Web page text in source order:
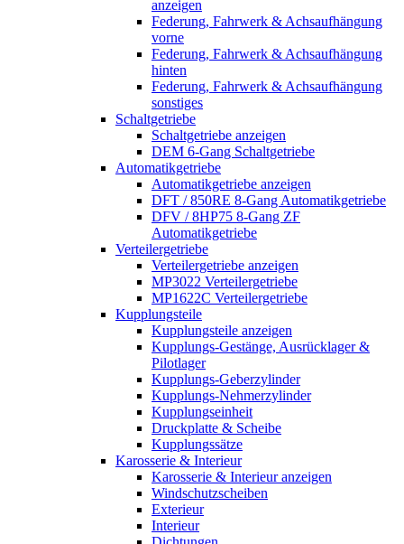
anzeigen
Federung, Fahrwerk & Achsaufhängung
vorne
Federung, Fahrwerk & Achsaufhängung
hinten
Federung, Fahrwerk & Achsaufhängung
sonstiges
Schaltgetriebe
Schaltgetriebe anzeigen
DEM 6-Gang Schaltgetriebe
Automatikgetriebe
Automatikgetriebe anzeigen
DFT / 850RE 8-Gang Automatikgetriebe
DFV / 8HP75 8-Gang ZF
Automatikgetriebe
Verteilergetriebe
Verteilergetriebe anzeigen
MP3022 Verteilergetriebe
MP1622C Verteilergetriebe
Kupplungsteile
Kupplungsteile anzeigen
Kupplungs-Gestänge, Ausrücklager &
Pilotlager
Kupplungs-Geberzylinder
Kupplungs-Nehmerzylinder
Kupplungseinheit
Druckplatte & Scheibe
Kupplungssätze
Karosserie & Interieur
Karosserie & Interieur anzeigen
Windschutzscheiben
Exterieur
Interieur